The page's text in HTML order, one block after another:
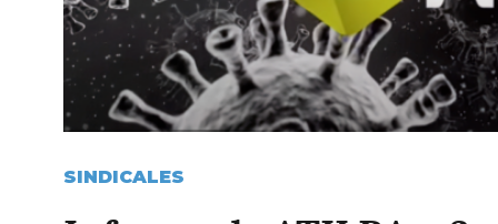
SINDICALES